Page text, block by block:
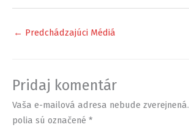
← Predchádzajúci Médiá
Pridaj komentár
Vaša e-mailová adresa nebude zverejnená.
polia sú označené *